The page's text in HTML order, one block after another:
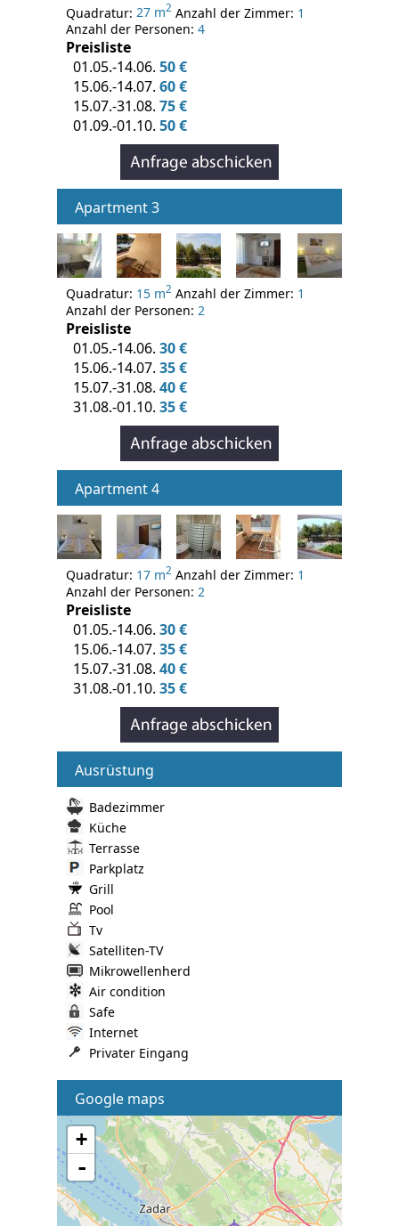
Quadratur: 27 m2 Anzahl der Zimmer: 1
Anzahl der Personen: 4
Preisliste
01.05.-14.06. 50 €
15.06.-14.07. 60 €
15.07.-31.08. 75 €
01.09.-01.10. 50 €
Apartment 3
Quadratur: 15 m2 Anzahl der Zimmer: 1
Anzahl der Personen: 2
Preisliste
01.05.-14.06. 30 €
15.06.-14.07. 35 €
15.07.-31.08. 40 €
31.08.-01.10. 35 €
Apartment 4
Quadratur: 17 m2 Anzahl der Zimmer: 1
Anzahl der Personen: 2
Preisliste
01.05.-14.06. 30 €
15.06.-14.07. 35 €
15.07.-31.08. 40 €
31.08.-01.10. 35 €
Ausrüstung
Badezimmer
Küche
Terrasse
Parkplatz
Grill
Pool
Tv
Satelliten-TV
Mikrowellenherd
Air condition
Safe
Internet
Privater Eingang
Google maps